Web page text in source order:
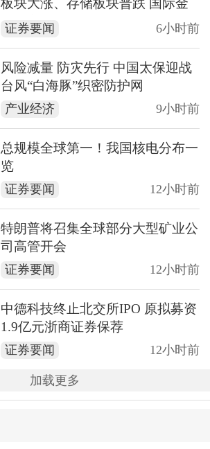
板块大涨、存储板块普跌 国际金
价走高
证券要闻 6小时前
风险减量 防灾先行 中国太保迎战
台风“白海豚”织密防护网
产业经济 9小时前
总规模全球第一！我国核电分布一
览
证券要闻 12小时前
特朗普将召集全球部分大型矿业公
司高管开会
证券要闻 12小时前
中德科技终止北交所IPO 原拟募资
1.9亿元浙商证券保荐
证券要闻 12小时前
加载更多